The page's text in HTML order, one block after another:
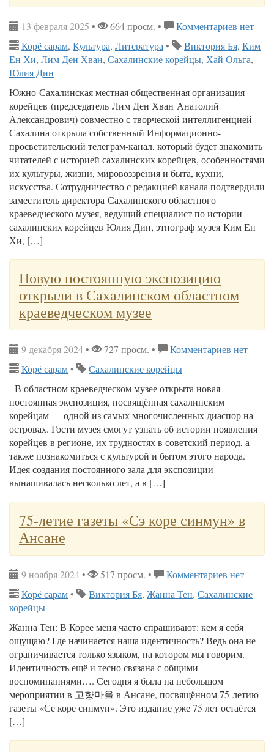
13 февраля 2025 • 664 просм. •
Комментариев нет
Корё сарам, Культура, Литература• Виктория Бя, Ким
Ен Хи, Лим Ден Хван, Сахалинские корейцы, Хай Ольга,
Юлия Дин
Южно-Сахалинская местная общественная организация
корейцев (председатель Лим Ден Хван Анатолий
Александрович) совместно с творческой интеллигенцией
Сахалина открыла собственный Информационно-
просветительский телеграм-канал, который будет знакомить
читателей с историей сахалинских корейцев, особенностями
их культуры, жизни, мировоззрения и быта, кухни,
искусства. Сотрудничество с редакцией канала подтвердили
заместитель директора Сахалинского областного
краеведческого музея, ведущий специалист по истории
сахалинских корейцев Юлия Дин, этнограф музея Ким Ен
Хи, […]
Новую постоянную экспозицию
открыли в Сахалинском областном
краеведческом музее
9 декабря 2024• 727 просм. •
Комментариев нет
Корё сарам•
Сахалинские корейцы
В областном краеведческом музее открыта новая
постоянная экспозиция, посвящённая сахалинским
корейцам — одной из самых многочисленных диаспор на
островах. Гости музея смогут узнать об истории появления
корейцев в регионе, их трудностях в советский период, а
также познакомиться с культурой и бытом этого народа.
Идея создания постоянного зала для экспозиции
вынашивалась несколько лет, а в […]
75-летие газеты «Сэ коре синмун» в
Ансане
9 ноября 2024• 517 просм. •
Комментариев нет
Корё сарам• Виктория Бя, Жанна Тен, Сахалинские
корейцы
Жанна Тен: В Корее меня часто спрашивают: кем я себя
ощущаю? Где начинается наша идентичность? Ведь она не
ограничивается только языком, на котором мы говорим.
Идентичность ещё и тесно связана с общими
воспоминаниями…. Сегодня я была на небольшом
мероприятии в 고향마을 в Ансане, посвящённом 75-летию
газеты «Се коре синмун». Это издание уже 75 лет остаётся
[…]